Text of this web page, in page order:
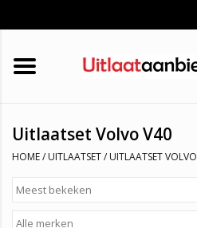
HOME
KATALYSATOREN
UNIVERSELE UITLAATDELEN
Uitlaatset Volvo V40
HOME/ UITLAATSET/ UITLAATSET VOLVO